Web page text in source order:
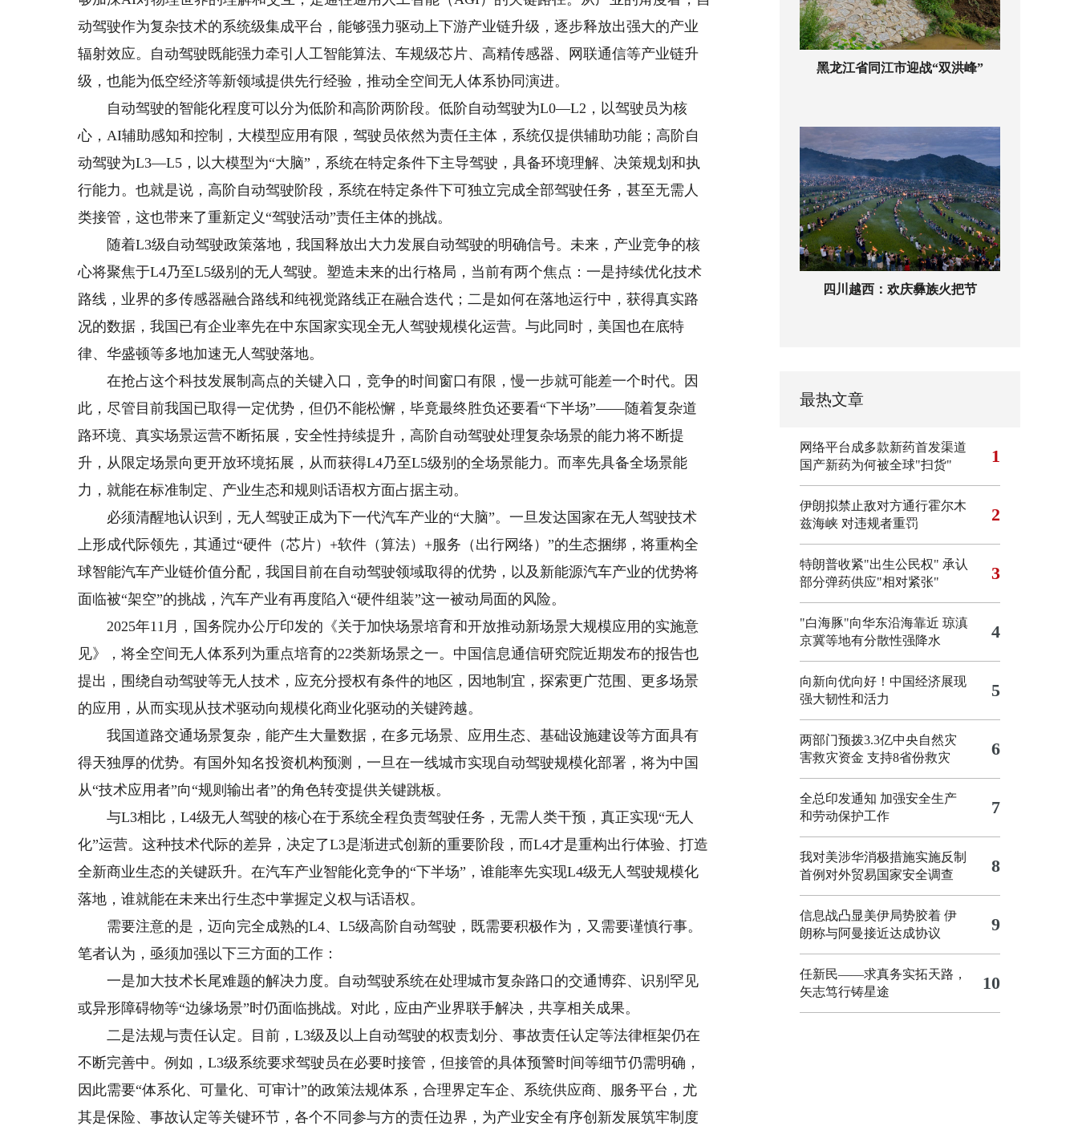
动驾驶作为复杂技术的系统级集成平台，能够强力驱动上下游产业链升级，逐步释放出强大的产业
辐射效应。自动驾驶既能强力牵引人工智能算法、车规级芯片、高精传感器、网联通信等产业链升
级，也能为低空经济等新领域提供先行经验，推动全空间无人体系协同演进。
自动驾驶的智能化程度可以分为低阶和高阶两阶段。低阶自动驾驶为L0—L2，以驾驶员为核
心，AI辅助感知和控制，大模型应用有限，驾驶员依然为责任主体，系统仅提供辅助功能；高阶自
动驾驶为L3—L5，以大模型为“大脑”，系统在特定条件下主导驾驶，具备环境理解、决策规划和执
行能力。也就是说，高阶自动驾驶阶段，系统在特定条件下可独立完成全部驾驶任务，甚至无需人
类接管，这也带来了重新定义“驾驶活动”责任主体的挑战。
随着L3级自动驾驶政策落地，我国释放出大力发展自动驾驶的明确信号。未来，产业竞争的核
心将聚焦于L4乃至L5级别的无人驾驶。塑造未来的出行格局，当前有两个焦点：一是持续优化技术
路线，业界的多传感器融合路线和纯视觉路线正在融合迭代；二是如何在落地运行中，获得真实路
况的数据，我国已有企业率先在中东国家实现全无人驾驶规模化运营。与此同时，美国也在底特
律、华盛顿等多地加速无人驾驶落地。
在抢占这个科技发展制高点的关键入口，竞争的时间窗口有限，慢一步就可能差一个时代。因
此，尽管目前我国已取得一定优势，但仍不能松懈，毕竟最终胜负还要看“下半场”——随着复杂道
路环境、真实场景运营不断拓展，安全性持续提升，高阶自动驾驶处理复杂场景的能力将不断提
升，从限定场景向更开放环境拓展，从而获得L4乃至L5级别的全场景能力。而率先具备全场景能
力，就能在标准制定、产业生态和规则话语权方面占据主动。
必须清醒地认识到，无人驾驶正成为下一代汽车产业的“大脑”。一旦发达国家在无人驾驶技术
上形成代际领先，其通过“硬件（芯片）+软件（算法）+服务（出行网络）”的生态捆绑，将重构全
球智能汽车产业链价值分配，我国目前在自动驾驶领域取得的优势，以及新能源汽车产业的优势将
面临被“架空”的挑战，汽车产业有再度陷入“硬件组装”这一被动局面的风险。
2025年11月，国务院办公厅印发的《关于加快场景培育和开放推动新场景大规模应用的实施意
见》，将全空间无人体系列为重点培育的22类新场景之一。中国信息通信研究院近期发布的报告也
提出，围绕自动驾驶等无人技术，应充分授权有条件的地区，因地制宜，探索更广范围、更多场景
的应用，从而实现从技术驱动向规模化商业化驱动的关键跨越。
我国道路交通场景复杂，能产生大量数据，在多元场景、应用生态、基础设施建设等方面具有
得天独厚的优势。有国外知名投资机构预测，一旦在一线城市实现自动驾驶规模化部署，将为中国
从“技术应用者”向“规则输出者”的角色转变提供关键跳板。
与L3相比，L4级无人驾驶的核心在于系统全程负责驾驶任务，无需人类干预，真正实现“无人
化”运营。这种技术代际的差异，决定了L3是渐进式创新的重要阶段，而L4才是重构出行体验、打造
全新商业生态的关键跃升。在汽车产业智能化竞争的“下半场”，谁能率先实现L4级无人驾驶规模化
落地，谁就能在未来出行生态中掌握定义权与话语权。
需要注意的是，迈向完全成熟的L4、L5级高阶自动驾驶，既需要积极作为，又需要谨慎行事。
笔者认为，亟须加强以下三方面的工作：
一是加大技术长尾难题的解决力度。自动驾驶系统在处理城市复杂路口的交通博弈、识别罕见
或异形障碍物等“边缘场景”时仍面临挑战。对此，应由产业界联手解决，共享相关成果。
二是法规与责任认定。目前，L3级及以上自动驾驶的权责划分、事故责任认定等法律框架仍在
不断完善中。例如，L3级系统要求驾驶员在必要时接管，但接管的具体预警时间等细节仍需明确，
因此需要“体系化、可量化、可审计”的政策法规体系，合理界定车企、系统供应商、服务平台，尤
其是保险、事故认定等关键环节，各个不同参与方的责任边界，为产业安全有序创新发展筑牢制度
黑龙江省同江市迎战“双洪峰”
四川越西：欢庆彝族火把节
最热文章
网络平台成多款新药首发渠道
国产新药为何被全球"扫货"
1
伊朗拟禁止敌对方通行霍尔木
兹海峡 对违规者重罚
2
特朗普收紧"出生公民权" 承认
部分弹药供应"相对紧张"
3
"白海豚"向华东沿海靠近 琼滇
京冀等地有分散性强降水
4
向新向优向好！中国经济展现
强大韧性和活力
5
两部门预拨3.3亿中央自然灾
害救灾资金 支持8省份救灾
6
全总印发通知 加强安全生产
和劳动保护工作
7
我对美涉华消极措施实施反制
首例对外贸易国家安全调查
8
信息战凸显美伊局势胶着 伊
朗称与阿曼接近达成协议
9
任新民——求真务实拓天路，
矢志笃行铸星途
10